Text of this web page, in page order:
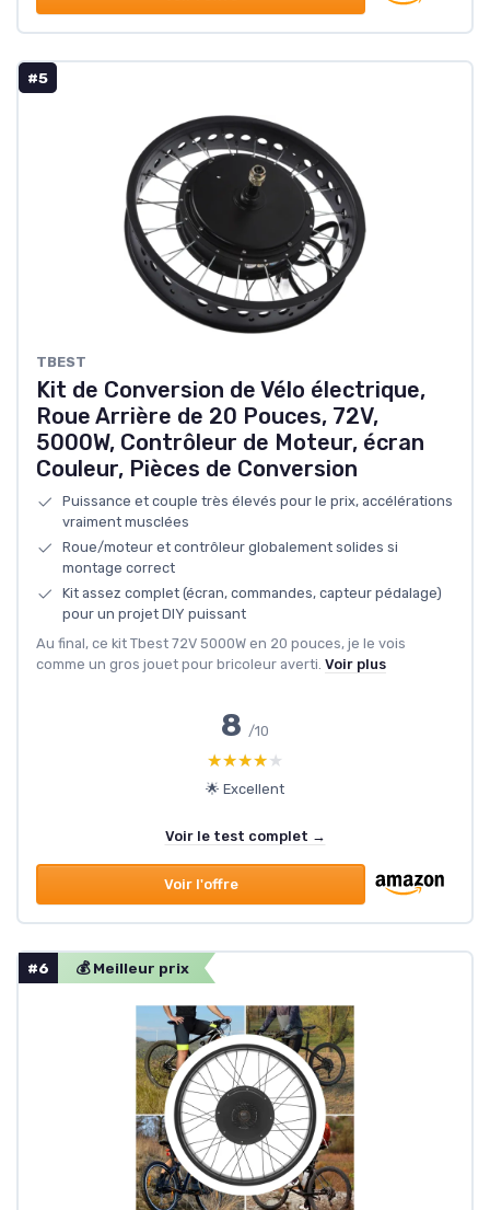
#5
TBEST
Kit de Conversion de Vélo électrique,
Roue Arrière de 20 Pouces, 72V,
5000W, Contrôleur de Moteur, écran
Couleur, Pièces de Conversion
Puissance et couple très élevés pour le prix, accélérations
vraiment musclées
Roue/moteur et contrôleur globalement solides si
montage correct
Kit assez complet (écran, commandes, capteur pédalage)
pour un projet DIY puissant
Au final, ce kit Tbest 72V 5000W en 20 pouces, je le vois
comme un gros jouet pour bricoleur averti. Voir plus
8 /10
★★★★★
★★★★★
🌟 Excellent
Voir le test complet →
Voir l'offre
#6 💰 Meilleur prix